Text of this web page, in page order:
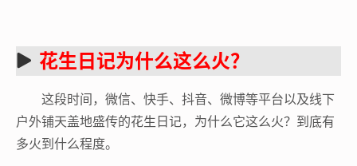
花生日记为什么这么火？
这段时间，微信、快手、抖音、微博等平台以及线下
户外铺天盖地盛传的花生日记，为什么它这么火？到底有
多火到什么程度。